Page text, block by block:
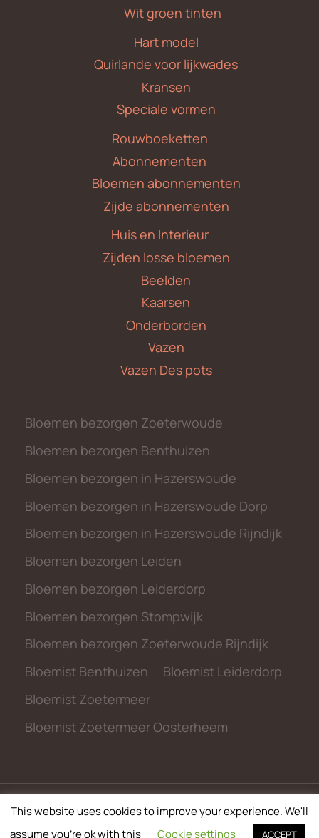
Wit groen tinten
Hart model
Quirlande voor lijkwades
Kransen
Speciale vormen
Rouwboeketten
Abonnementen
Bloemen abonnementen
Zijde abonnementen
Huis en Interieur
Zijden losse bloemen
Beelden
Kaarsen
Onderborden
Vazen
Vazen Des pots
Bloemen bezorgen Zoeterwoude
Bloemen bezorgen Benthuizen
Bloemen bezorgen in Hazerswoude
Bloemen bezorgen in Hazerswoude Dorp
Bloemen bezorgen in Hazerswoude Rijndijk
Bloemen bezorgen Leiden
Bloemen bezorgen Leiderdorp
Bloemen bezorgen Stompwijk
Bloemen bezorgen Zoeterwoude Rijndijk
Bloemist Benthuizen
Bloemist Leiderdorp
Bloemist Zoetermeer
Bloemist Zoetermeer Oosterheem
© 2026 metbloemen.nl
This website uses cookies to improve your experience. We'll
assume you're ok with this
Cookie settings ACCEPT